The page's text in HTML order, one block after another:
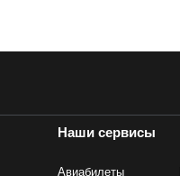
Наши сервисы
Авиабилеты